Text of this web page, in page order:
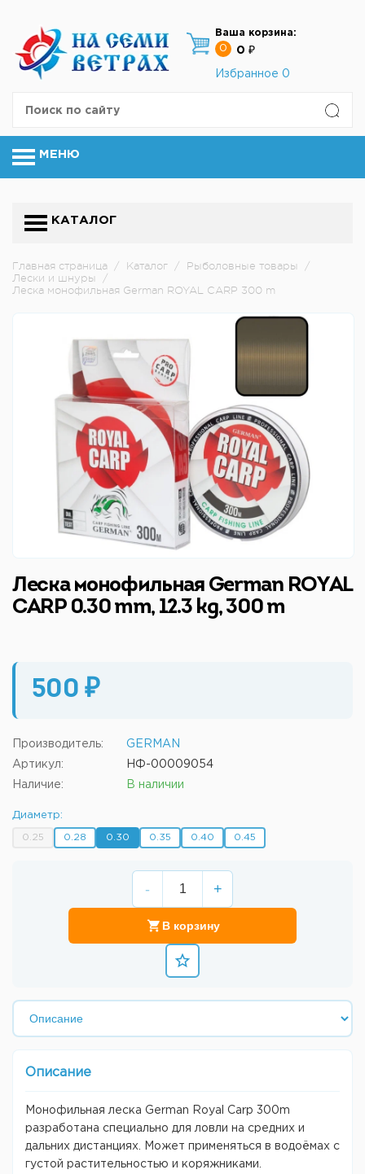
Ваша корзина:
0
0 ₽
Избранное 0
МЕНЮ
КАТАЛОГ
Главная страница / Каталог / Рыболовные товары
/
Лески и шнуры
/
Леска монофильная German ROYAL CARP 300 m
Леска монофильная German ROYAL
CARP 0.30 mm, 12.3 kg, 300 m
500 ₽
Производитель: GERMAN
Артикул: НФ-00009054
Наличие: В наличии
Диаметр:
0.25 0.28 0.30 0.35 0.40 0.45
- +
В корзину
Описание
Монофильная леска German Royal Carp 300m
разработана специально для ловли на средних и
дальних дистанциях. Может применяться в водоёмах с
густой растительностью и коряжниками.